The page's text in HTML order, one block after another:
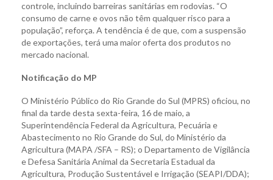
controle, incluindo barreiras sanitárias em rodovias. “O
consumo de carne e ovos não têm qualquer risco para a
população”, reforça. A tendência é de que, com a suspensão
de exportações, terá uma maior oferta dos produtos no
mercado nacional.
Notificação do MP
O Ministério Público do Rio Grande do Sul (MPRS) oficiou, no
final da tarde desta sexta-feira, 16 de maio, a
Superintendência Federal da Agricultura, Pecuária e
Abastecimento no Rio Grande do Sul, do Ministério da
Agricultura (MAPA /SFA – RS); o Departamento de Vigilância
e Defesa Sanitária Animal da Secretaria Estadual da
Agricultura, Produção Sustentável e Irrigação (SEAPI/DDA);